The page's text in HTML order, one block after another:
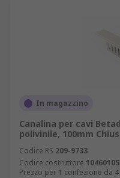
In magazzino
Canalina per cavi
polivinile, 100mm
Codice RS 209-9733
Codice costruttore
Prezzo per 1 confezione da